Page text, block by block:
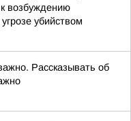
возбуждению
убийством
Рассказывать об